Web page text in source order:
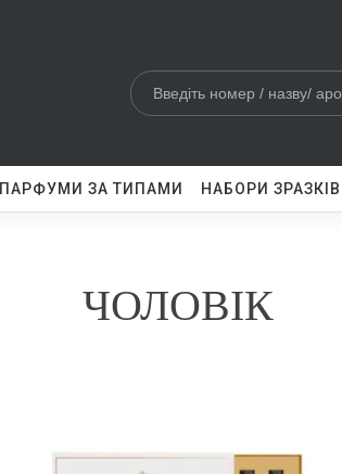
ПАРФУМИ ЗА ТИПАМИ НАБОРИ ЗРАЗКІВ
ЧОЛОВІК